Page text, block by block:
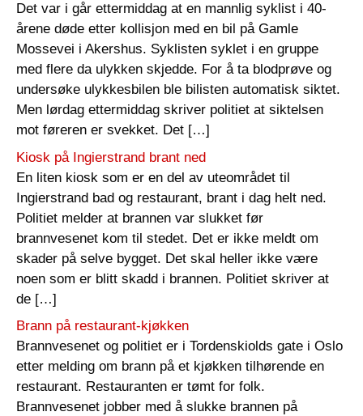
Det var i går ettermiddag at en mannlig syklist i 40-
årene døde etter kollisjon med en bil på Gamle
Mossevei i Akershus. Syklisten syklet i en gruppe
med flere da ulykken skjedde. For å ta blodprøve og
undersøke ulykkesbilen ble bilisten automatisk siktet.
Men lørdag ettermiddag skriver politiet at siktelsen
mot føreren er svekket. Det […]
Kiosk på Ingierstrand brant ned
En liten kiosk som er en del av uteområdet til
Ingierstrand bad og restaurant, brant i dag helt ned.
Politiet melder at brannen var slukket før
brannvesenet kom til stedet. Det er ikke meldt om
skader på selve bygget. Det skal heller ikke være
noen som er blitt skadd i brannen. Politiet skriver at
de […]
Brann på restaurant-kjøkken
Brannvesenet og politiet er i Tordenskiolds gate i Oslo
etter melding om brann på et kjøkken tilhørende en
restaurant. Restauranten er tømt for folk.
Brannvesenet jobber med å slukke brannen på